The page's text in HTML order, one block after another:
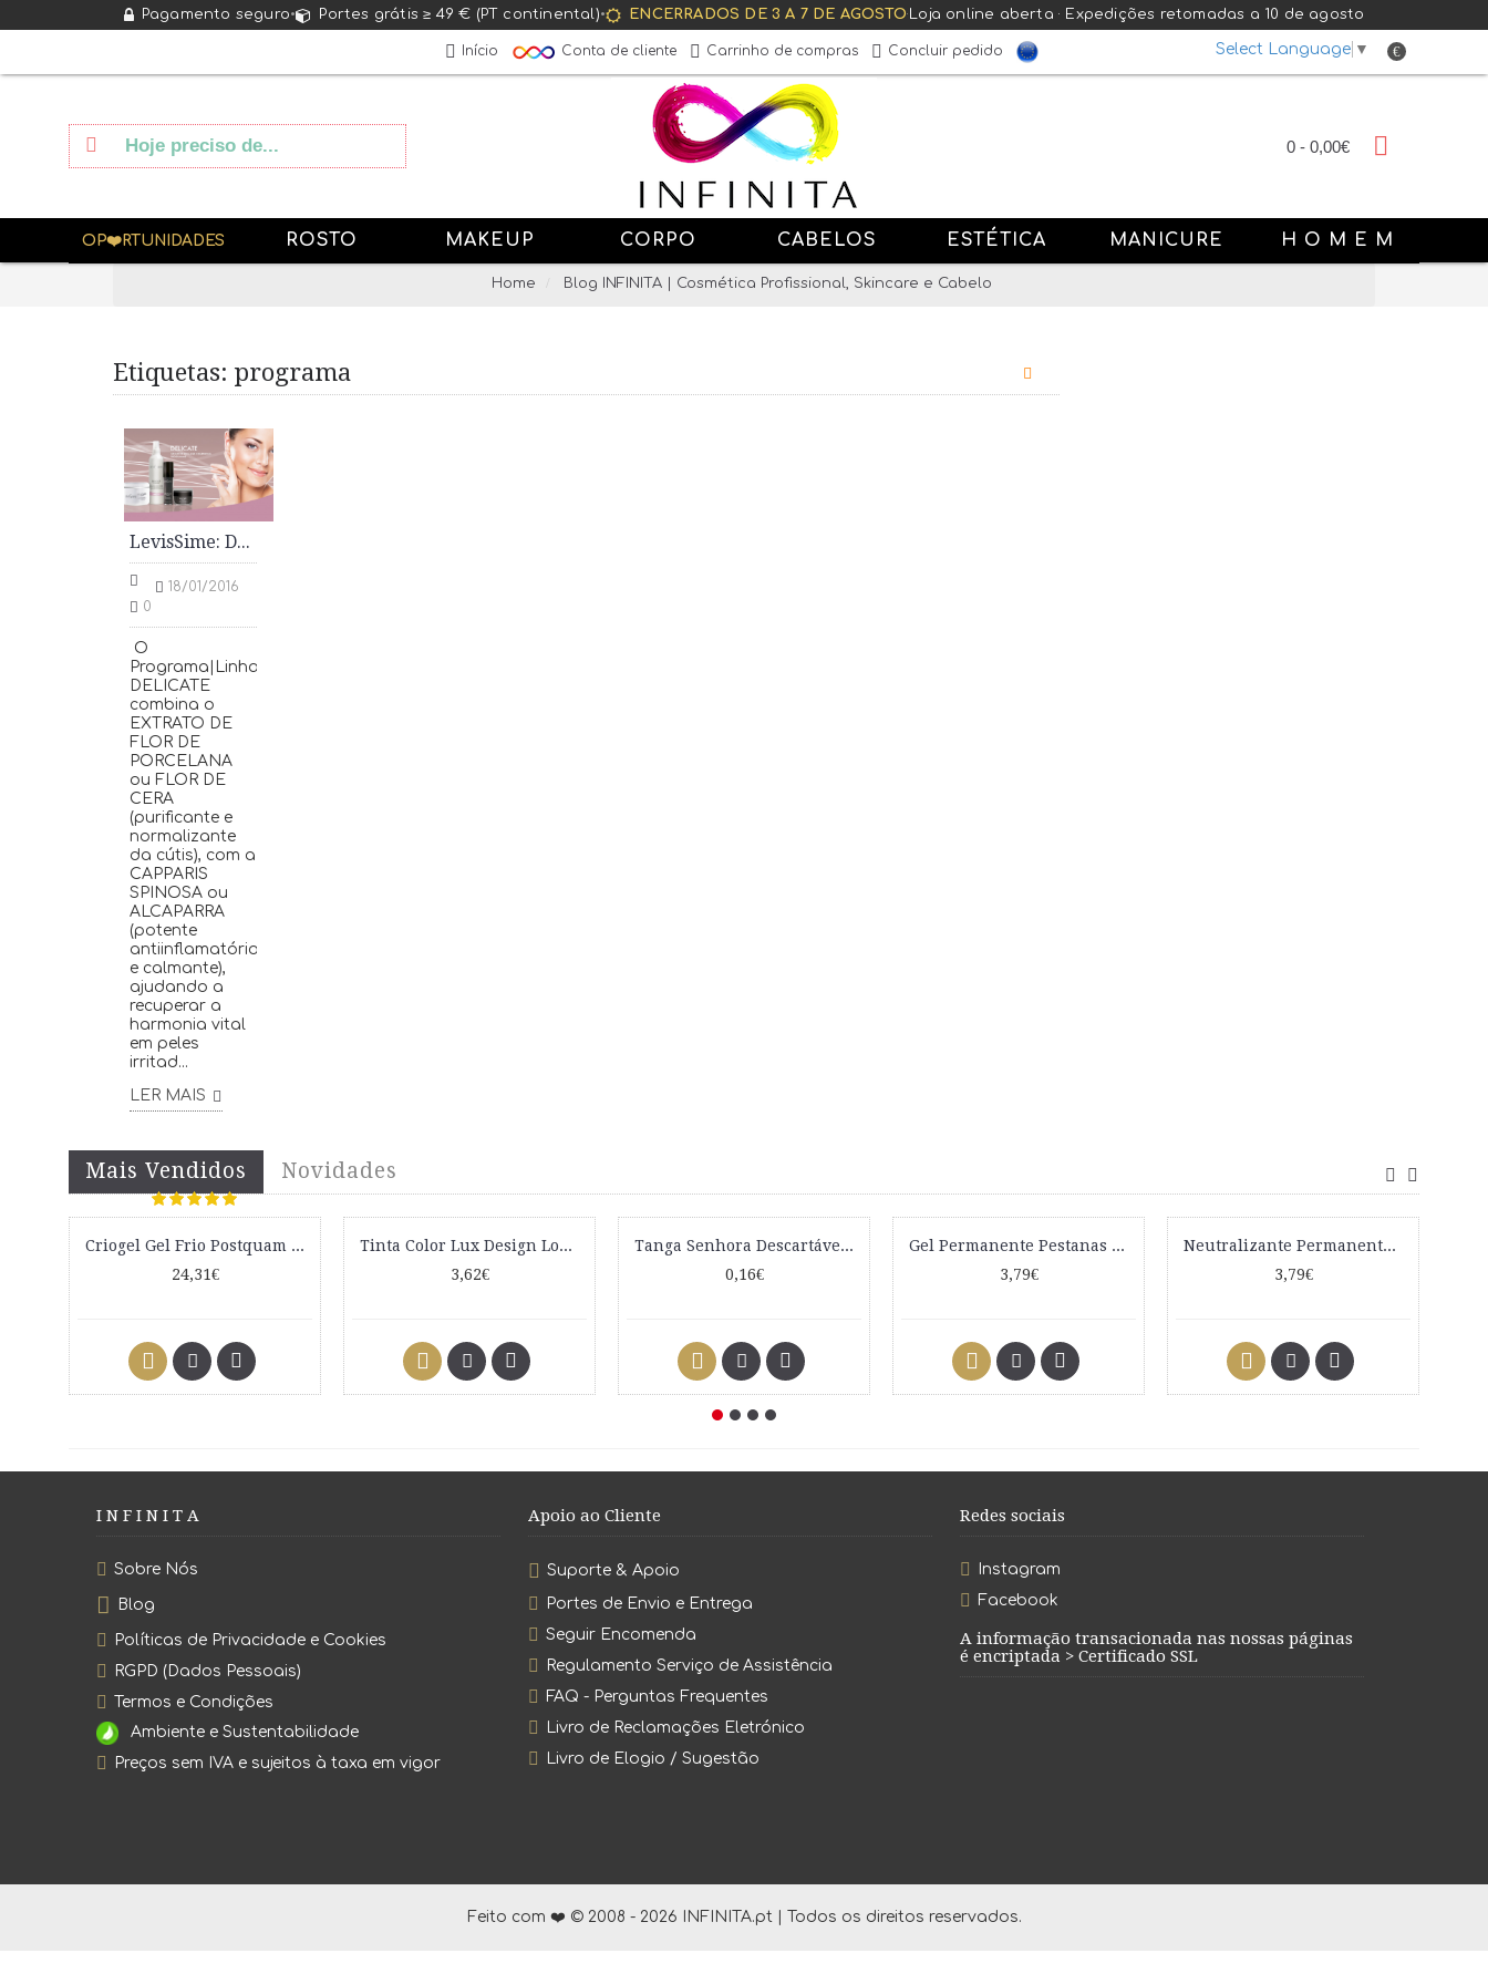
Pagamento seguro• Portes grátis ≥ 49 € (PT continental)• ENCERRADOS DE 3 A 7 DE AGOSTO· Loja online aberta · Expedições retomadas a 10 de agosto
Select Language ▼
Início Conta de cliente Carrinho de compras Concluir pedido €
0 - 0,00€
OP❤️RTUNIDADES ROSTO MAKEUP CORPO CABELOS ESTÉTICA MANICURE H O M E M
Home Blog INFINITA | Cosmética Profissional, Skincare e Cabelo
Etiquetas: programa
LevisSime: DELICATE Linha Peles Sensíveis
18/01/2016
0
O
Programa|Linha
DELICATE
combina o
EXTRATO DE
FLOR DE
PORCELANA
ou FLOR DE
CERA
(purificante e
normalizante
da cútis), com a
CAPPARIS
SPINOSA ou
ALCAPARRA
(potente
antiinflamatório
e calmante),
ajudando a
recuperar a
harmonia vital
em peles
irritad...
LER MAIS
Mais Vendidos Novidades
Criogel Gel Frio Postquam 1000ml
24,31€
Tinta Color Lux Design Look 100ml
3,62€
Tanga Senhora Descartável Unidade
0,16€
Gel Permanente Pestanas + Eyelash Lift LevisSime
3,79€
Neutralizante Permanente Pestanas LevisSime
3,79€
I N F I N I T A
Sobre Nós
Blog
Políticas de Privacidade e Cookies
RGPD (Dados Pessoais)
Termos e Condições
Ambiente e Sustentabilidade
Preços sem IVA e sujeitos à taxa em vigor
Apoio ao Cliente
Suporte & Apoio
Portes de Envio e Entrega
Seguir Encomenda
Regulamento Serviço de Assistência
FAQ - Perguntas Frequentes
Livro de Reclamações Eletrónico
Livro de Elogio / Sugestão
Redes sociais
Instagram
Facebook
A informação transacionada nas nossas páginas
é encriptada > Certificado SSL
Feito com ❤️ © 2008 - 2026 INFINITA.pt | Todos os direitos reservados.